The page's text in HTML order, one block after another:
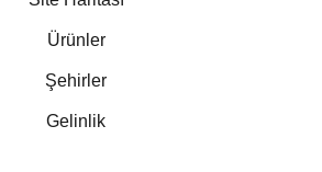
Ürünler
Şehirler
Gelinlik